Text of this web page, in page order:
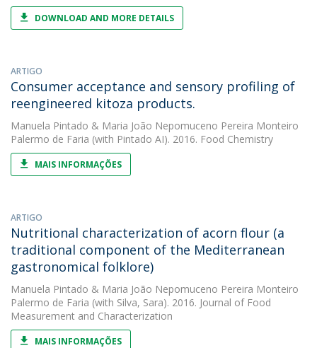
DOWNLOAD AND MORE DETAILS
ARTIGO
Consumer acceptance and sensory profiling of
reengineered kitoza products.
Manuela Pintado & Maria João Nepomuceno Pereira Monteiro
Palermo de Faria (with Pintado AI). 2016. Food Chemistry
MAIS INFORMAÇÕES
ARTIGO
Nutritional characterization of acorn flour (a
traditional component of the Mediterranean
gastronomical folklore)
Manuela Pintado & Maria João Nepomuceno Pereira Monteiro
Palermo de Faria (with Silva, Sara). 2016. Journal of Food
Measurement and Characterization
MAIS INFORMAÇÕES